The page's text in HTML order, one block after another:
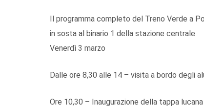
Il programma completo del Treno Verde a
in sosta al binario 1 della stazione centrale
Venerdì 3 marzo
Dalle ore 8,30 alle 14 – visita a bordo degli
Ore 10,30 – Inaugurazione della tappa